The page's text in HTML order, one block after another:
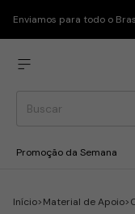
Enviamos para todo o
Promoção da Semana
Início>Material de Apoio>